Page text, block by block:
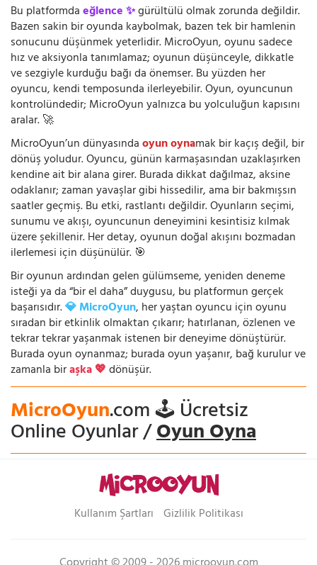
Bu platformdaeğlence ✨gürültülü olmak zorunda değildir.
Bazen sakin bir oyunda kaybolmak, bazen tek bir hamlenin
sonucunu düşünmek yeterlidir. MicroOyun, oyunu sadece
hız ve aksiyonla tanımlamaz; oyunun düşünceyle, dikkatle
ve sezgiyle kurduğu bağı da önemser. Bu yüzden her
oyuncu, kendi temposunda ilerleyebilir. Oyun, oyuncunun
kontrolündedir; MicroOyun yalnızca bu yolculuğun kapısını
aralar. 🚀
MicroOyun’un dünyasındaoyun oynamak bir kaçış değil, bir
dönüş yoludur. Oyuncu, günün karmaşasından uzaklaşırken
kendine ait bir alana girer. Burada dikkat dağılmaz, aksine
odaklanır; zaman yavaşlar gibi hissedilir, ama bir bakmışsın
saatler geçmiş. Bu etki, rastlantı değildir. Oyunların seçimi,
sunumu ve akışı, oyuncunun deneyimini kesintisiz kılmak
üzere şekillenir. Her detay, oyunun doğal akışını bozmadan
ilerlemesi için düşünülür. 🎯
Bir oyunun ardından gelen gülümseme, yeniden deneme
isteği ya da “bir el daha” duygusu, bu platformun gerçek
başarısıdır.💎 MicroOyun, her yaştan oyuncu için oyunu
sıradan bir etkinlik olmaktan çıkarır; hatırlanan, özlenen ve
tekrar tekrar yaşanmak istenen bir deneyime dönüştürür.
Burada oyun oynanmaz; burada oyun yaşanır, bağ kurulur ve
zamanla biraşka 💖dönüşür.
MicroOyun.com 🕹️ Ücretsiz
Online Oyunlar /Oyun Oyna
Kullanım Şartları Gizlilik Politikası